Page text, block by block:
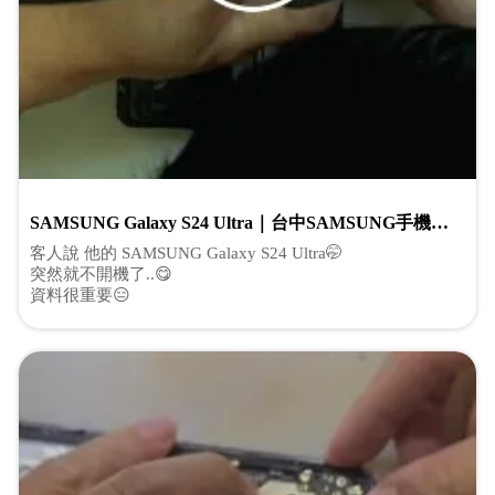
SAMSUNG Galaxy S24 Ultra｜台中SAMSUNG手機維
修｜台中手機維修｜台中三星現場維修｜太平區安卓手
機維修｜太平區三星手機維修
客人說 他的 SAMSUNG Galaxy S24 Ultra🤭
突然就不開機了..😋
資料很重要😑